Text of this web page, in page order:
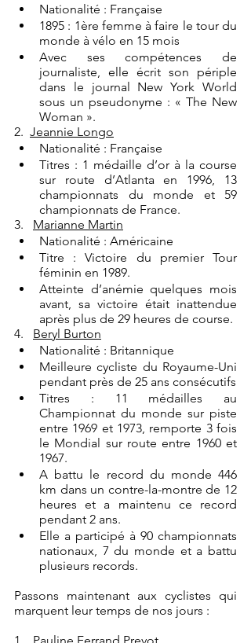
Nationalité : Française
1895 : 1ère femme à faire le tour du
monde à vélo en 15 mois
Avec ses compétences de
journaliste, elle écrit son périple
dans le journal New York World
sous un pseudonyme : « The New
Woman ».
2. Jeannie Longo
Nationalité : Française
Titres : 1 médaille d’or à la course
sur route d’Atlanta en 1996, 13
championnats du monde et 59
championnats de France.
3. Marianne Martin
Nationalité : Américaine
Titre : Victoire du premier Tour
féminin en 1989.
Atteinte d’anémie quelques mois
avant, sa victoire était inattendue
après plus de 29 heures de course.
4. Beryl Burton
Nationalité : Britannique
Meilleure cycliste du Royaume-Uni
pendant près de 25 ans consécutifs
Titres : 11 médailles au
Championnat du monde sur piste
entre 1969 et 1973, remporte 3 fois
le Mondial sur route entre 1960 et
1967.
A battu le record du monde 446
km dans un contre-la-montre de 12
heures et a maintenu ce record
pendant 2 ans.
Elle a participé à 90 championnats
nationaux, 7 du monde et a battu
plusieurs records.
Passons maintenant aux cyclistes qui
marquent leur temps de nos jours :
1. Pauline Ferrand Prevot